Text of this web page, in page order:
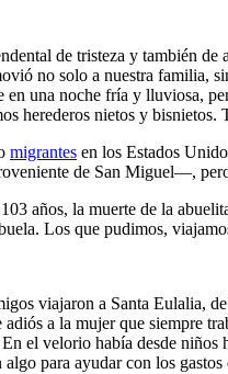
de tristeza y también
no solo a nuestra
en una noche fría y lluviosa,
herederos nietos y
migrantes en los Estados
de San Miguel—, pero
años, la muerte de la
Los que pudimos,
viajaron a Santa Eulalia,
adiós a la mujer que siempre
el velorio había desde niños
para ayudar con los